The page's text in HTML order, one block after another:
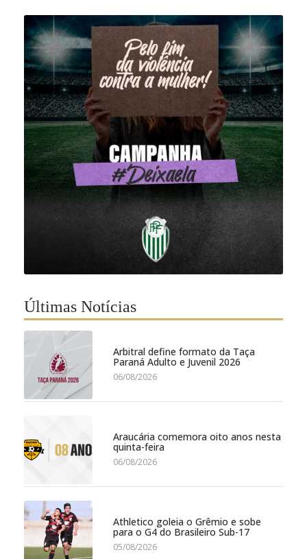
Últimas Notícias
Arbitral define formato da Taça
Paraná Adulto e Juvenil 2026
06/08/2026
Araucária comemora oito anos nesta
quinta-feira
06/08/2026
Athletico goleia o Grêmio e sobe
para o G4 do Brasileiro Sub-17
05/08/2026